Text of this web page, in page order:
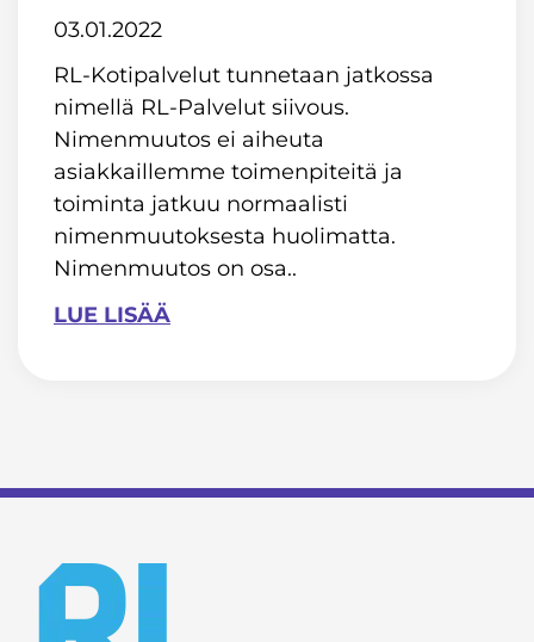
03.01.2022
RL-Kotipalvelut tunnetaan jatkossa
nimellä RL-Palvelut siivous.
Nimenmuutos ei aiheuta
asiakkaillemme toimenpiteitä ja
toiminta jatkuu normaalisti
nimenmuutoksesta huolimatta.
Nimenmuutos on osa..
LUE LISÄÄ